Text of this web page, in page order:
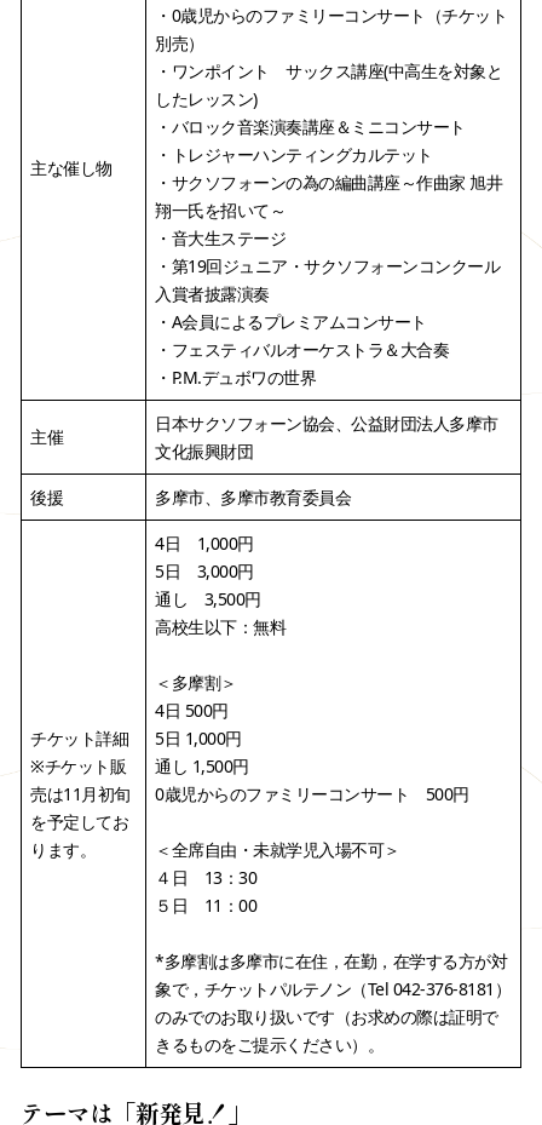
主な催し物
・0歳児からのファミリーコンサート（チケット
別売）
・ワンポイント サックス講座(中高生を対象と
したレッスン)
・バロック音楽演奏講座＆ミニコンサート
・トレジャーハンティングカルテット
・サクソフォーンの為の編曲講座～作曲家 旭井
翔一氏を招いて～
・音大生ステージ
・第19回ジュニア・サクソフォーンコンクール
入賞者披露演奏
・A会員によるプレミアムコンサート
・フェスティバルオーケストラ＆大合奏
・P.M.デュボワの世界
主催
日本サクソフォーン協会、公益財団法人多摩市
文化振興財団
後援
多摩市、多摩市教育委員会
チケット詳細
※チケット販
売は11月初旬
を予定してお
ります。
4日 1,000円
5日 3,000円
通し 3,500円
高校生以下：無料
＜多摩割＞
4日 500円
5日 1,000円
通し 1,500円
0歳児からのファミリーコンサート 500円
＜全席自由・未就学児入場不可＞
４日 13：30
５日 11：00
*多摩割は多摩市に在住，在勤，在学する方が対
象で，チケットパルテノン（Tel 042-376-8181）
のみでのお取り扱いです（お求めの際は証明で
きるものをご提示ください）。
テーマは「新発見！」